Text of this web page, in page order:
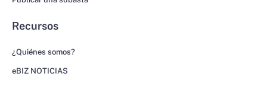
Recursos
¿Quiénes somos?
eBIZ NOTICIAS